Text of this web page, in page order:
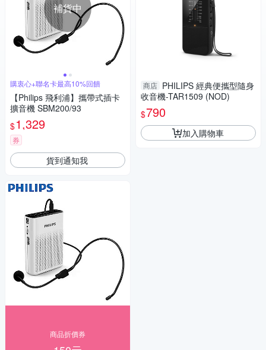
補貨中
購衷心+聯名卡最高10%回饋
【Philips 飛利浦】攜帶式插卡
擴音機 SBM200/93
$1,329
券
貨到通知我
商品折價券
商店 PHILIPS 經典便攜型隨身
收音機-TAR1509 (NOD)
$790
加入購物車